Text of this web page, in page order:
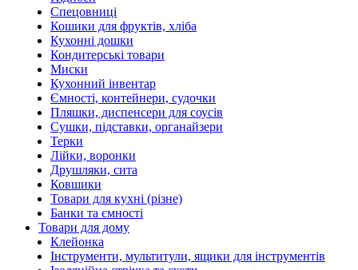
Спецовниці
Кошики для фруктів, хліба
Кухонні дошки
Кондитерські товари
Миски
Кухонний інвентар
Ємності, контейнери, судочки
Пляшки, диспенсери для соусів
Сушки, підставки, органайзери
Терки
Лійки, воронки
Друшляки, сита
Ковшики
Товари для кухні (різне)
Банки та ємності
Товари для дому
Клейонка
Інструменти, мультитули, ящики для інструментів